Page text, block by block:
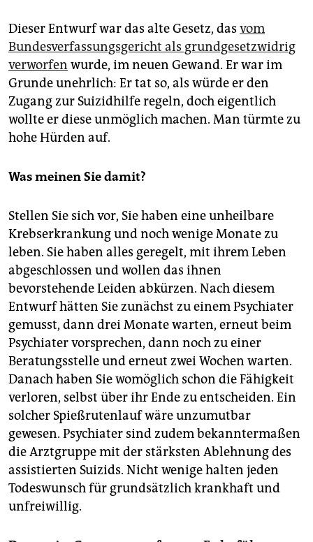
Dieser Entwurf war das alte Gesetz, das vom
Bundesverfassungsgericht als grundgesetzwidrig
verworfen wurde, im neuen Gewand. Er war im
Grunde unehrlich: Er tat so, als würde er den
Zugang zur Sui­zidhilfe regeln, doch eigentlich
wollte er diese unmöglich machen. Man türmte zu
hohe Hürden auf.
Was meinen Sie damit?
Stellen Sie sich vor, Sie haben eine unheilbare
Krebserkrankung und noch wenige Monate zu
leben. Sie haben alles geregelt, mit ihrem Leben
abgeschlossen und wollen das ihnen
bevorstehende Leiden abkürzen. Nach diesem
Entwurf hätten Sie zunächst zu einem Psychiater
gemusst, dann drei Monate warten, erneut beim
Psychia­ter vorsprechen, dann noch zu einer
Beratungsstelle und erneut zwei Wochen warten.
Danach haben Sie womöglich schon die Fähigkeit
verloren, selbst über ihr Ende zu entscheiden. Ein
solcher Spießrutenlauf wäre unzumutbar
gewesen. Psychiater sind zudem bekanntermaßen
die Arztgruppe mit der stärksten Ablehnung des
assistierten Suizids. Nicht wenige halten jeden
Todeswunsch für grundsätzlich krankhaft und
unfreiwillig.